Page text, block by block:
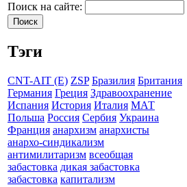
Поиск на сайте:
Тэги
CNT-AIT (E) ZSP Бразилия Британия
Германия Греция Здравоохранение
Испания История Италия МАТ
Польша Россия Сербия Украина
Франция анархизм анархисты
анархо-синдикализм
антимилитаризм всеобщая
забастовка дикая забастовка
забастовка капитализм